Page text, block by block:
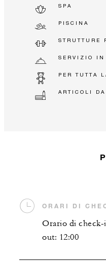
SPA
PISCINA
STRUTTURE
SERVIZIO IN
PER TUTTA
ARTICOLI
ORARI DI
Orario di check-
out: 12:00